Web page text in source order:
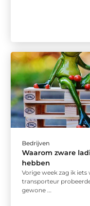
Bedrijven
Waarom zware
hebben
Vorige week zag ik
transporteur
gewone ...